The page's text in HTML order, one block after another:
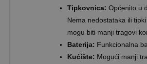
Tipkovnica: Općenito u
Nema nedostataka ili
mogu biti manji tragovi
Baterija: Funkcionalna
Kućište: Mogući manji